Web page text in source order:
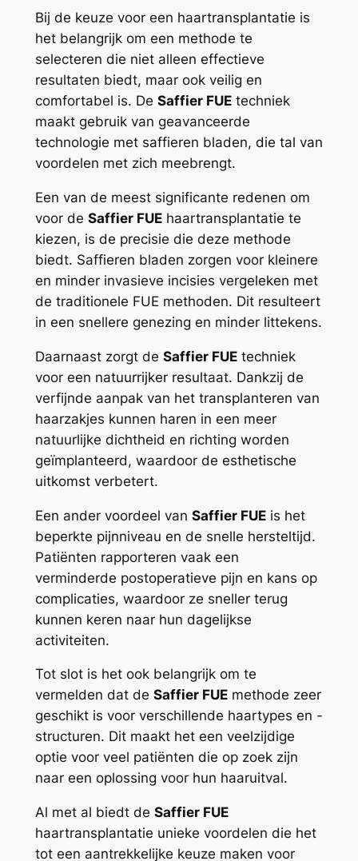
Bij de keuze voor een haartransplantatie is
het belangrijk om een methode te
selecteren die niet alleen effectieve
resultaten biedt, maar ook veilig en
comfortabel is. De Saffier FUEtechniek
maakt gebruik van geavanceerde
technologie met saffieren bladen, die tal van
voordelen met zich meebrengt.
Een van de meest significante redenen om
voor de Saffier FUEhaartransplantatie te
kiezen, is de precisie die deze methode
biedt. Saffieren bladen zorgen voor kleinere
en minder invasieve incisies vergeleken met
de traditionele FUE methoden. Dit resulteert
in een snellere genezing en minder littekens.
Daarnaast zorgt de Saffier FUEtechniek
voor een natuurrijker resultaat. Dankzij de
verfijnde aanpak van het transplanteren van
haarzakjes kunnen haren in een meer
natuurlijke dichtheid en richting worden
geïmplanteerd, waardoor de esthetische
uitkomst verbetert.
Een ander voordeel van Saffier FUEis het
beperkte pijnniveau en de snelle hersteltijd.
Patiënten rapporteren vaak een
verminderde postoperatieve pijn en kans op
complicaties, waardoor ze sneller terug
kunnen keren naar hun dagelijkse
activiteiten.
Tot slot is het ook belangrijk om te
vermelden dat de Saffier FUEmethode zeer
geschikt is voor verschillende haartypes en -
structuren. Dit maakt het een veelzijdige
optie voor veel patiënten die op zoek zijn
naar een oplossing voor hun haaruitval.
Al met al biedt de Saffier FUE
haartransplantatie unieke voordelen die het
tot een aantrekkelijke keuze maken voor